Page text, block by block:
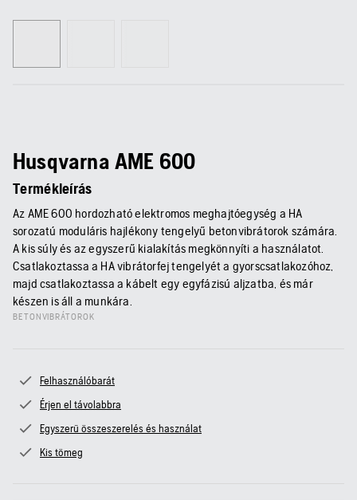
Husqvarna AME 600
Termékleírás
Az AME 600 hordozható elektromos meghajtóegység a HA
sorozatú moduláris hajlékony tengelyű betonvibrátorok számára.
A kis súly és az egyszerű kialakítás megkönnyíti a használatot.
Csatlakoztassa a HA vibrátorfej tengelyét a gyorscsatlakozóhoz,
majd csatlakoztassa a kábelt egy egyfázisú aljzatba, és már
készen is áll a munkára.
BETONVIBRÁTOROK
Felhasználóbarát
Érjen el távolabbra
Egyszerű összeszerelés és használat
Kis tömeg